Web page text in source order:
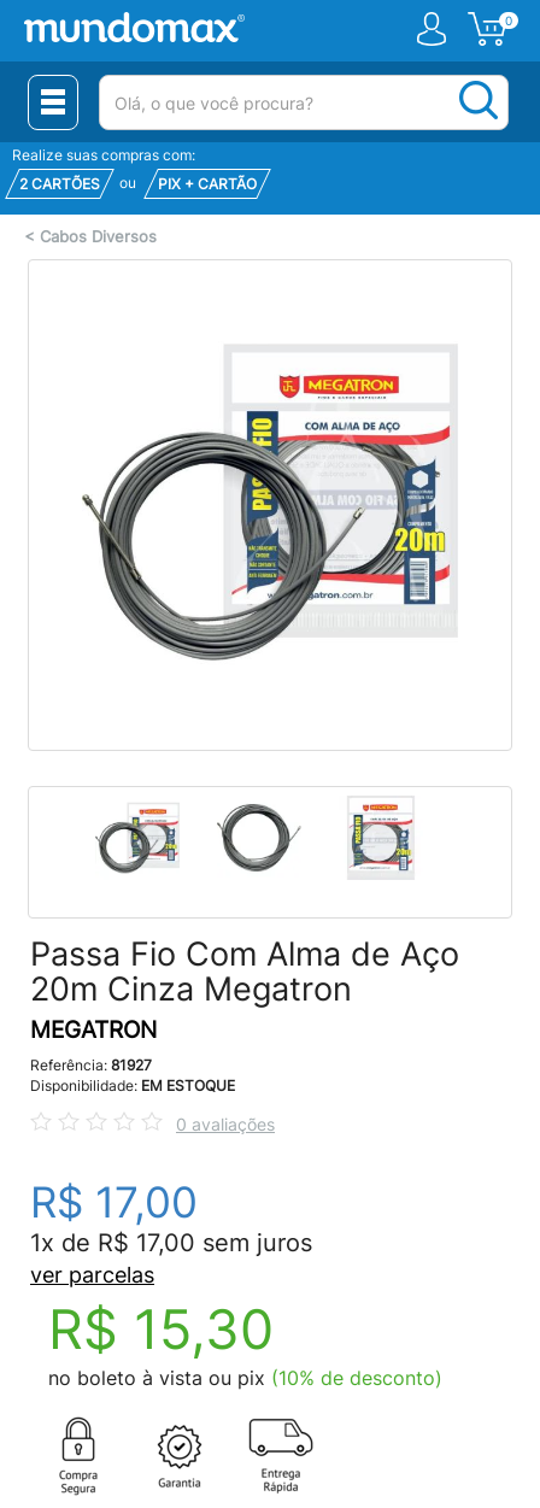
0
(pesquisar)
Realize suas compras com:
2 CARTÕES
ou PIX + CARTÃO
< Cabos Diversos
Passa Fio Com Alma de Aço
20m Cinza Megatron
MEGATRON
Referência: 81927
Disponibilidade: EM ESTOQUE
0 avaliações
R$ 17,00
1x de R$ 17,00 sem juros
ver parcelas
R$ 15,30
no boleto à vista ou pix (10% de desconto)